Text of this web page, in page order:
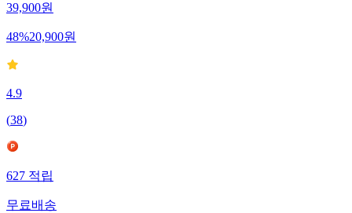
39,900원
48%20,900원
4.9
(38)
627 적립
무료배송